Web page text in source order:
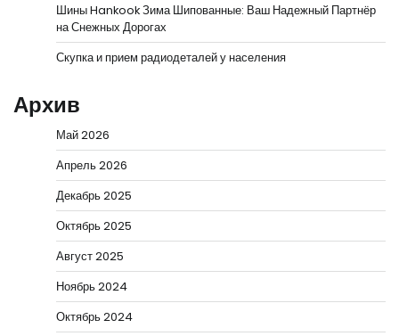
Шины Hankook Зима Шипованные: Ваш Надежный Партнёр
на Снежных Дорогах
Скупка и прием радиодеталей у населения
Архив
Май 2026
Апрель 2026
Декабрь 2025
Октябрь 2025
Август 2025
Ноябрь 2024
Октябрь 2024